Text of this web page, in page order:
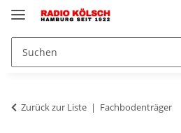
Zurück zur Liste Fachbodenträger